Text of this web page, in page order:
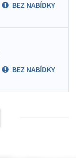
BEZ NABÍDKY
BEZ NABÍDKY